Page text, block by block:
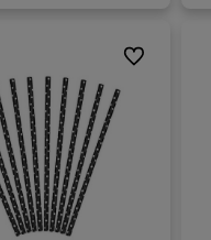
Do ulubionych